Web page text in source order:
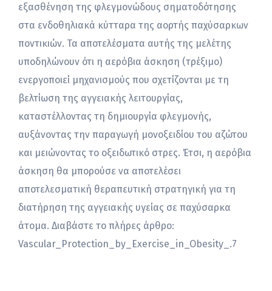
εξασθένηση της φλεγμονώδους σηματοδότησης
στα ενδοθηλιακά κύτταρα της αορτής παχύσαρκων
ποντικιών. Τα αποτελέσματα αυτής της μελέτης
υποδηλώνουν ότι η αερόβια άσκηση (τρέξιμο)
ενεργοποιεί μηχανισμούς που σχετίζονται με τη
βελτίωση της αγγειακής λειτουργίας,
καταστέλλοντας τη δημιουργία φλεγμονής,
αυξάνοντας την παραγωγή μονοξειδίου του αζώτου
και μειώνοντας το οξειδωτικό στρες. Έτσι, η αερόβια
άσκηση θα μπορούσε να αποτελέσει
αποτελεσματική θεραπευτική στρατηγική για τη
διατήρηση της αγγειακής υγείας σε παχύσαρκα
άτομα. Διαβάστε το πλήρες άρθρο:
Vascular_Protection_by_Exercise_in_Obesity_.7